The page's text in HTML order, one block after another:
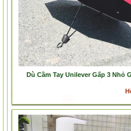
Dù Cầm Tay Unilever Gấp 3 Nhỏ